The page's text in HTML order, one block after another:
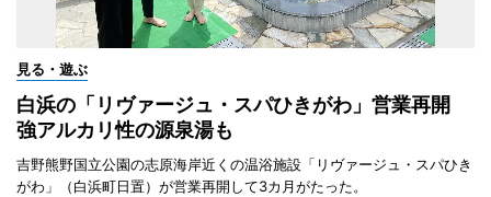
見る・遊ぶ
白浜の「リヴァージュ・スパひきがわ」営業再開
強アルカリ性の源泉湯も
吉野熊野国立公園の志原海岸近くの温浴施設「リヴァージュ・スパひき
がわ」（白浜町日置）が営業再開して3カ月がたった。